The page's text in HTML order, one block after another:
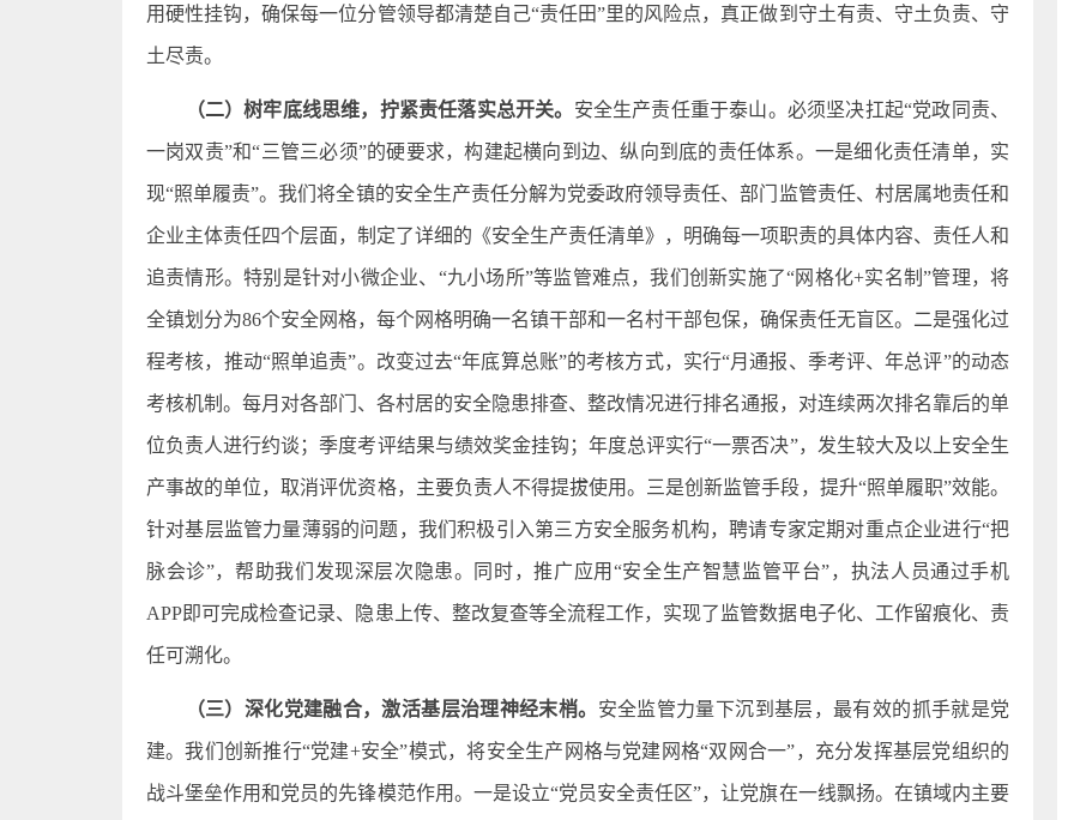
用硬性挂钩，确保每一位分管领导都清楚自己“责任田”里的风险点，真正做到守土有责、守土负责、守
土尽责。
（二）树牢底线思维，拧紧责任落实总开关。 安全生产责任重于泰山。必须坚决扛起“党政同责、
一岗双责”和“三管三必须”的硬要求，构建起横向到边、纵向到底的责任体系。一是细化责任清单，实
现“照单履责”。我们将全镇的安全生产责任分解为党委政府领导责任、部门监管责任、村居属地责任和
企业主体责任四个层面，制定了详细的《安全生产责任清单》，明确每一项职责的具体内容、责任人和
追责情形。特别是针对小微企业、“九小场所”等监管难点，我们创新实施了“网格化+实名制”管理，将
全镇划分为86个安全网格，每个网格明确一名镇干部和一名村干部包保，确保责任无盲区。二是强化过
程考核，推动“照单追责”。改变过去“年底算总账”的考核方式，实行“月通报、季考评、年总评”的动态
考核机制。每月对各部门、各村居的安全隐患排查、整改情况进行排名通报，对连续两次排名靠后的单
位负责人进行约谈；季度考评结果与绩效奖金挂钩；年度总评实行“一票否决”，发生较大及以上安全生
产事故的单位，取消评优资格，主要负责人不得提拔使用。三是创新监管手段，提升“照单履职”效能。
针对基层监管力量薄弱的问题，我们积极引入第三方安全服务机构，聘请专家定期对重点企业进行“把
脉会诊”，帮助我们发现深层次隐患。同时，推广应用“安全生产智慧监管平台”，执法人员通过手机
APP即可完成检查记录、隐患上传、整改复查等全流程工作，实现了监管数据电子化、工作留痕化、责
任可溯化。
（三）深化党建融合，激活基层治理神经末梢。 安全监管力量下沉到基层，最有效的抓手就是党
建。我们创新推行“党建+安全”模式，将安全生产网格与党建网格“双网合一”，充分发挥基层党组织的
战斗堡垒作用和党员的先锋模范作用。一是设立“党员安全责任区”，让党旗在一线飘扬。在镇域内主要